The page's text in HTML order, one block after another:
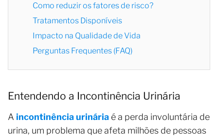
Como reduzir os fatores de risco?
Tratamentos Disponíveis
Impacto na Qualidade de Vida
Perguntas Frequentes (FAQ)
Entendendo a Incontinência Urinária
A incontinência urinária é a perda involuntária de
urina, um problema que afeta milhões de pessoas